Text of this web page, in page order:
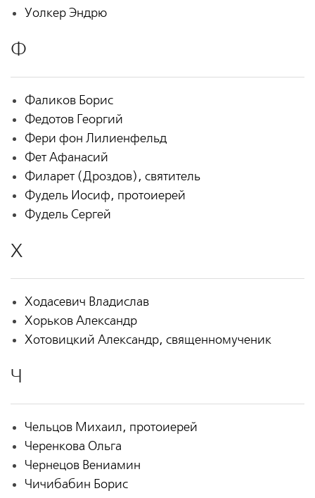
Уолкер Эндрю
Ф
Фаликов Борис
Федотов Георгий
Фери фон Лилиенфельд
Фет Афанасий
Филарет (Дроздов), святитель
Фудель Иосиф, протоиерей
Фудель Сергей
Х
Ходасевич Владислав
Хорьков Александр
Хотовицкий Александр, священномученик
Ч
Чельцов Михаил, протоиерей
Черенкова Ольга
Чернецов Вениамин
Чичибабин Борис